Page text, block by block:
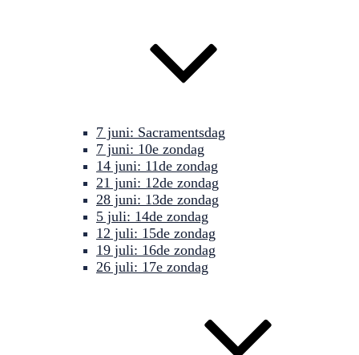
7 juni: Sacramentsdag
7 juni: 10e zondag
14 juni: 11de zondag
21 juni: 12de zondag
28 juni: 13de zondag
5 juli: 14de zondag
12 juli: 15de zondag
19 juli: 16de zondag
26 juli: 17e zondag